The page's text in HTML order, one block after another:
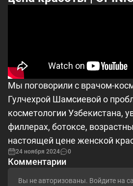
Мы поговорили с врачом-
Гулчехрой Шамсиевой о
косметологии Узбекистана,
филлерах, ботоксе,
настоящей цене женской
24 ноября 2024 0
Комментарии